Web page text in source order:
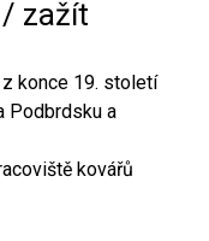
zažít
konce 19. století
Podbrdsku a
kovářů